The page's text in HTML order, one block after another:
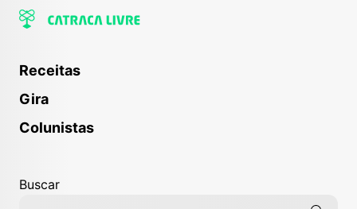
Receitas
Gira
Colunistas
Buscar